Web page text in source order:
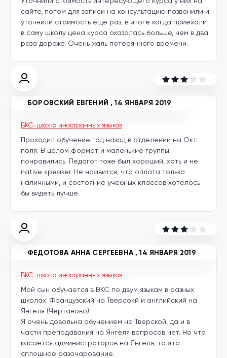
выборе?
Добавить
сайте, потом для записи на консультацию позвонили и
уточнили стоимость ещё раз, в итоге когда приехали
в саму школу цена курса оказалась больше, чем в два
раза дороже. Очень жаль потерянного времени.
BKC-школа иностранных языков
БОРОВСКИЙ ЕВГЕНИЙ ,14 ЯНВАРЯ 2019
Проходил обучение год назад в отделении на Окт.
поля. В целом формат и маленькие группы
понравились. Педагог тоже был хороший, хоть и не
native speaker. Не нравится, что оплата только
наличными, и состояние учебных классов хотелось
бы видеть лучше.
BKC-школа иностранных языков
ФЕДОТОВА АННА СЕРГЕЕВНА ,14 ЯНВАРЯ 2019
Мой сын обучается в BKC по двум языкам в разных
школах. Французский на Тверсокй и английский на
Янгеля (Чертаново).
Я очень довольна обучением на Тверской, да и в
части преподавания на Янгеля вопросов нет. Но что
касается администраторов на Янгеля, то это
сплошное разочарование.